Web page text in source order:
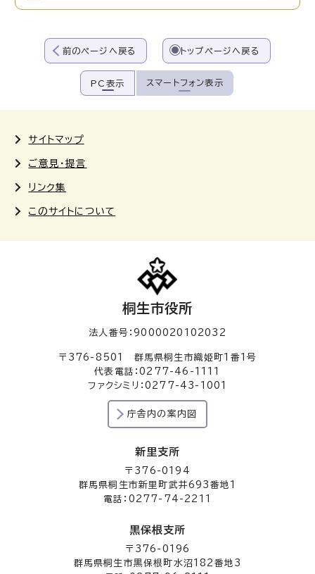
前のページへ戻る トップページへ戻る
PC表示 スマートフォン表示
サイトマップ
ご意見・提言
リンク集
このサイトについて
桐生市役所
法人番号：9000020102032
〒376-8501 群馬県桐生市織姫町1番1号
代表電話：0277-46-1111
ファクシミリ：0277-43-1001
庁舎内の案内図
新里支所
〒376-0194
群馬県桐生市新里町武井693番地1
電話：0277-74-2211
黒保根支所
〒376-0196
群馬県桐生市黒保根町水沼182番地3